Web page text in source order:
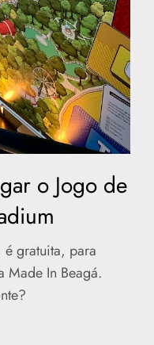
o Jogo de
gratuita, para
Made In Beagá.